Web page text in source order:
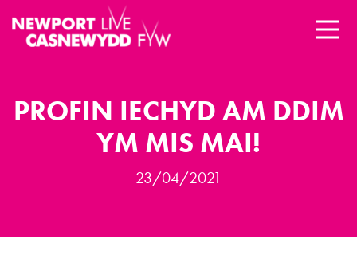
PROFIN IECHYD AM DDIM
YM MIS MAI!
23/04/2021